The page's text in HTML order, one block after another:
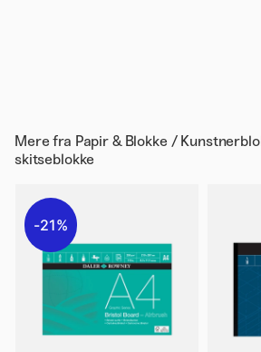
Mere fra Papir & Blokke /
skitseblokke
21%